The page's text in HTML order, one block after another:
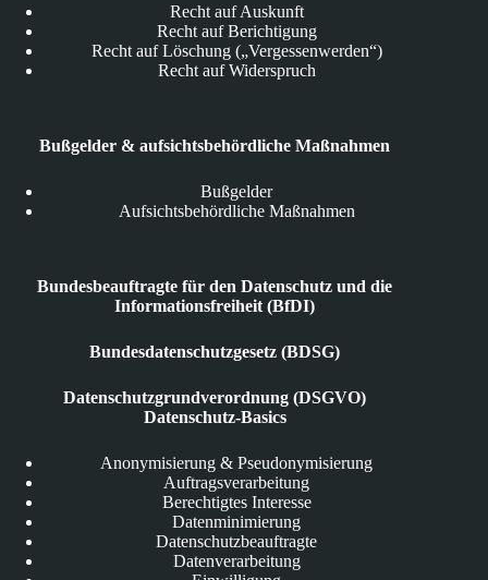
Recht auf Auskunft
Recht auf Berichtigung
Recht auf Löschung („Vergessenwerden“)
Recht auf Widerspruch
Bußgelder & aufsichtsbehördliche Maßnahmen
Bußgelder
Aufsichtsbehördliche Maßnahmen
Bundesbeauftragte für den Datenschutz und die
Informationsfreiheit (BfDI)
Bundesdatenschutzgesetz (BDSG)
Datenschutzgrundverordnung (DSGVO)
Datenschutz-Basics
Anonymisierung & Pseudonymisierung
Auftragsverarbeitung
Berechtigtes Interesse
Datenminimierung
Datenschutzbeauftragte
Datenverarbeitung